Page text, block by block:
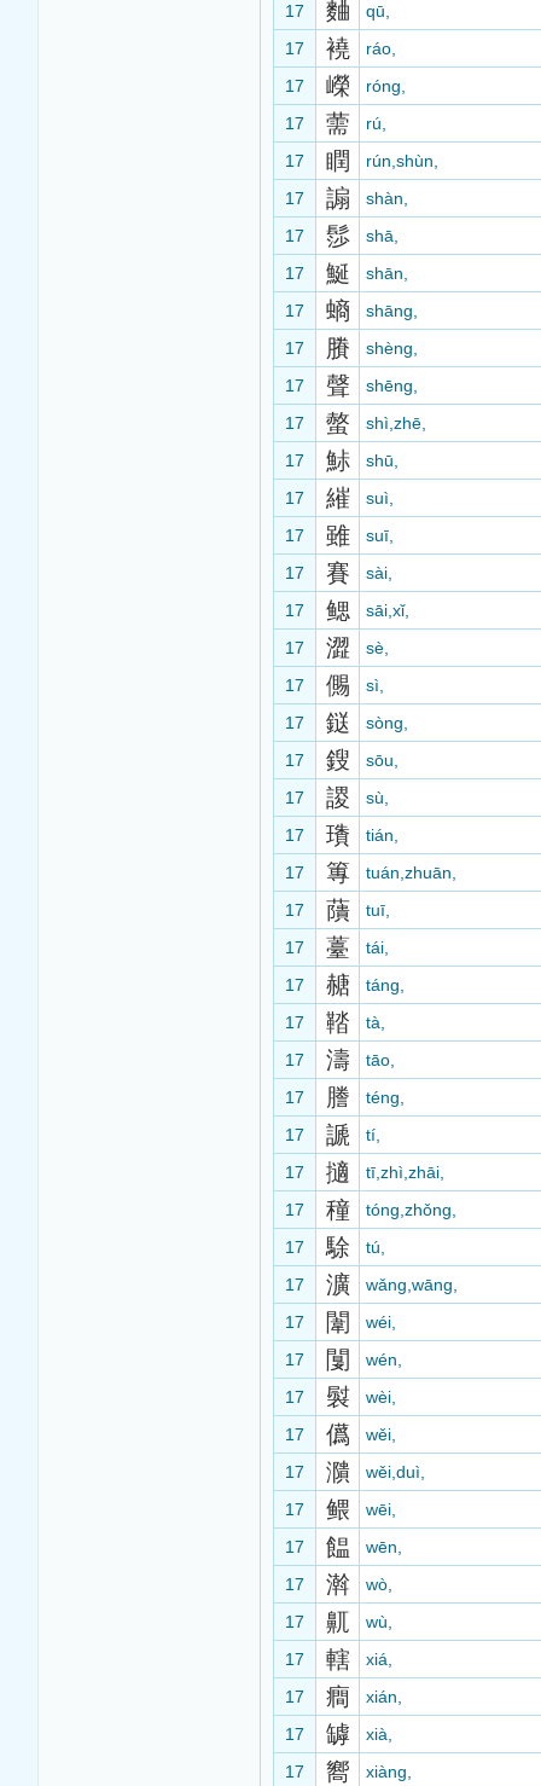
17 麯
qū,
17
襓
ráo,
17
嶸
róng,
17
薷
rú,
17
瞤
rún,shùn,
17
謆
shàn,
17
髿
shā,
17
鯅
shān,
17
螪
shāng,
17
賸
shèng,
17
聲
shēng,
17
螫
shì,zhē,
17
鮛
shū,
17
繀
suì,
17
雖
suī,
17
賽
sài,
17
鳃
sāi,xǐ,
17
澀
sè,
17
儩
sì,
17
鎹
sòng,
17
鎪
sōu,
17
謖
sù,
17
璳
tián,
17
篿
tuán,zhuān,
17
藬
tuī,
17
薹
tái,
17
赯
táng,
17
鞜
tà,
17
濤
tāo,
17
謄
téng,
17
謕
tí,
17
擿
tī,zhì,zhāi,
17
穜
tóng,zhǒng,
17
駼
tú,
17
瀇
wǎng,wāng,
17
闈
wéi,
17
闅
wén,
17
褽
wèi,
17
儰
wěi,
17
濻
wěi,duì,
17
鳂
wēi,
17
饂
wēn,
17
濣
wò,
17
鼿
wù,
17
轄
xiá,
17
癎
xián,
17
罅
xià,
17
嚮
xiàng,